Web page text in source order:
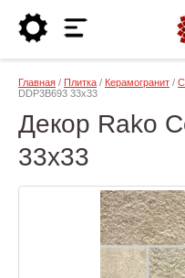
Главная / Плитка / Керамогранит /
DDP3B693 33x33
Декор Rako
33x33